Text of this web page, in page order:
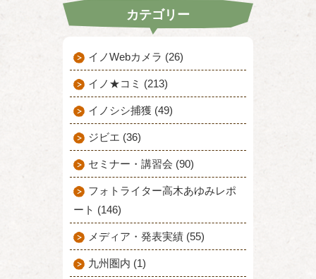
カテゴリー
イノWebカメラ (26)
イノ★コミ (213)
イノシシ捕獲 (49)
ジビエ (36)
セミナー・講習会 (90)
フォトライター高木あゆみレポ
ート (146)
メディア・発表実績 (55)
九州圏内 (1)